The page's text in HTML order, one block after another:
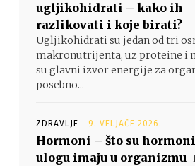
ugljikohidrati – kako ih
razlikovati i koje birati?
Ugljikohidrati su jedan od tri
makronutrijenta, uz proteine i
su glavni izvor energije za
posebno...
ZDRAVLJE 9. VELJAČE 2026.
Hormoni – što su
ulogu imaju u organizmu